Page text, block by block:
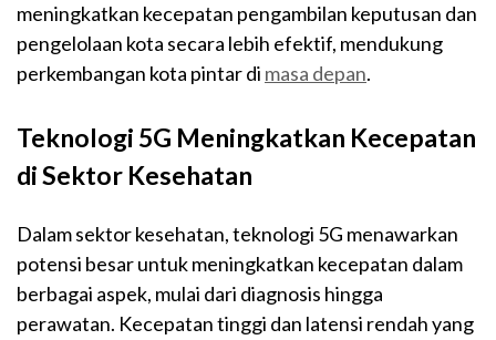
meningkatkan kecepatan pengambilan keputusan dan
pengelolaan kota secara lebih efektif, mendukung
perkembangan kota pintar di masa depan.
Teknologi 5G Meningkatkan Kecepatan
di Sektor Kesehatan
Dalam sektor kesehatan, teknologi 5G menawarkan
potensi besar untuk meningkatkan kecepatan dalam
berbagai aspek, mulai dari diagnosis hingga
perawatan. Kecepatan tinggi dan latensi rendah yang